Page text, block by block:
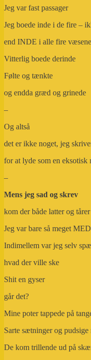
Jeg var fast passager
Jeg boede inde i de fire –
end INDE i alle fire
Vitterlig boede derinde
Følte og tænkte
og endda græd og grinede
–
Og altså
det er ikke noget, jeg
for at lyde som en eksotisk
–
Mens jeg sad og skrev
kom der både latter og tårer
Jeg var bare så meget MED
Indimellem var jeg selv
hvad der ville ske
Shit en gyser
går det?
Mine poter tappede på
Sarte sætninger og pudsige
De kom trillende ud på